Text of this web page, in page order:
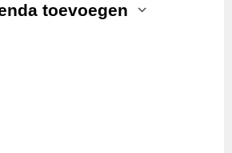
toevoegen